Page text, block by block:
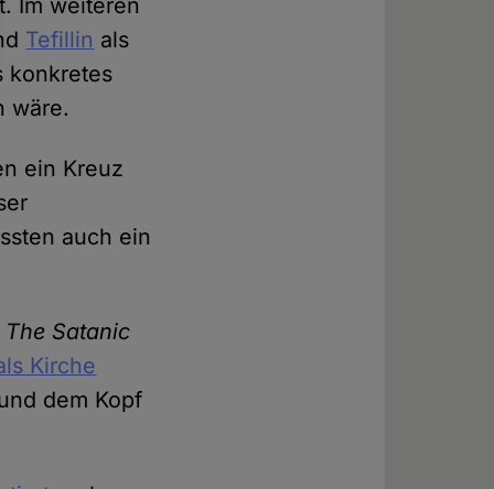
Im weiteren
Tefillin als
konkretes
wäre.
ein Kreuz
auch ein
The Satanic
Kirche
dem Kopf